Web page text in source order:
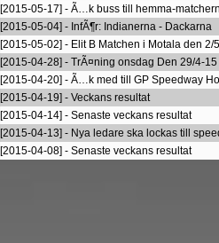
[2015-05-17] - Ã…k buss till hemma-
[2015-05-04] - InfÃ¶r: Indianerna - Dackarna
[2015-05-02] - Elit B Matchen i Motala den 2/
[2015-04-28] - TrÃ¤ning onsdag Den 29/4-
[2015-04-20] - Ã…k med till GP Speedway
[2015-04-19] - Veckans resultat
[2015-04-14] - Senaste veckans resultat
[2015-04-13] - Nya ledare ska lockas till
[2015-04-08] - Senaste veckans resultat